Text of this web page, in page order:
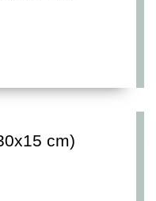
cm)